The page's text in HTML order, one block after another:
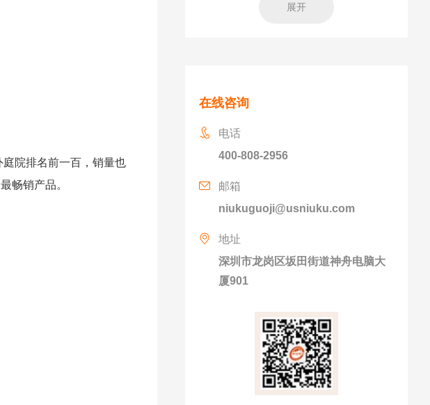
庭院排名前一百，销量也
畅销产品。
展开
在线咨询
电话
400-808-2956
邮箱
niukuguoji@usniuku.com
地址
深圳市龙岗区坂田街道神舟电脑大
厦901